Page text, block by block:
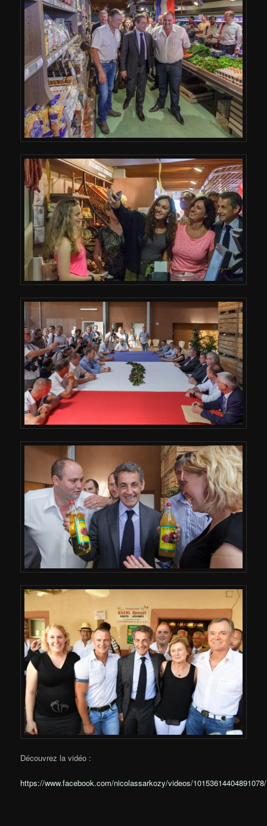
Découvrez la vidéo :
https://www.facebook.com/nicolassarkozy/videos/10153614404891078/